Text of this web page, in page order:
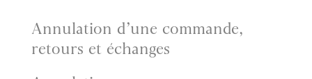
Annulation d’une commande,
retours et échanges